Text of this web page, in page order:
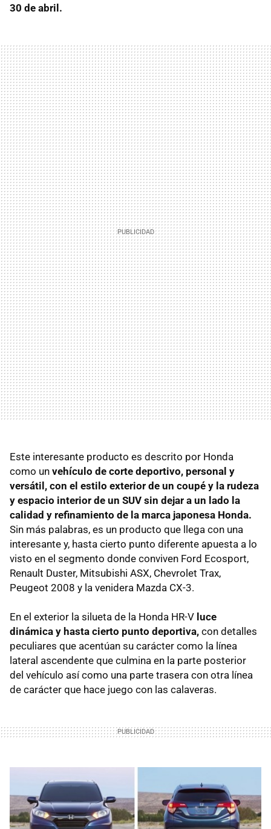
30 de abril.
Este interesante producto es descrito por Honda
como un vehículo de corte deportivo, personal y
versátil, con el estilo exterior de un coupé y la rudeza
y espacio interior de un SUV sin dejar a un lado la
calidad y refinamiento de la marca japonesa Honda.
Sin más palabras, es un producto que llega con una
interesante y, hasta cierto punto diferente apuesta a lo
visto en el segmento donde conviven Ford Ecosport,
Renault Duster, Mitsubishi ASX, Chevrolet Trax,
Peugeot 2008 y la venidera Mazda CX-3.
En el exterior la silueta de la Honda HR-V luce
dinámica y hasta cierto punto deportiva, con detalles
peculiares que acentúan su carácter como la línea
lateral ascendente que culmina en la parte posterior
del vehículo así como una parte trasera con otra línea
de carácter que hace juego con las calaveras.